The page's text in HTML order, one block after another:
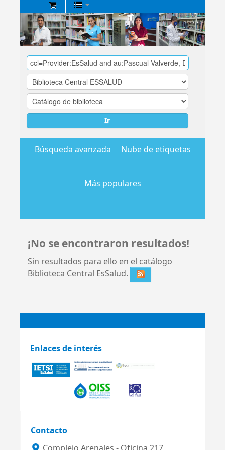
Biblioteca
Central
EsSalud
Ir
Búsqueda avanzada Nube de etiquetas
Más populares
¡No se encontraron resultados!
Sin resultados para ello en el catálogo
Biblioteca Central EsSalud.
Enlaces de interés
Contacto